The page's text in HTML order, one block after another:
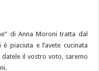
di Anna Moroni tratta dal
piaciuta e l’avete cucinata
datele il vostro voto, saremo